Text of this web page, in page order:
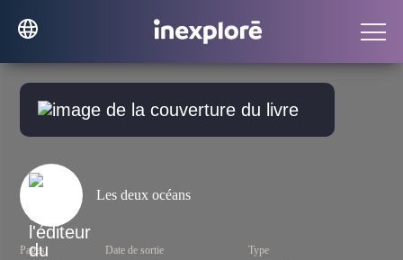
Les deux océans
Pages Date de sortie Type